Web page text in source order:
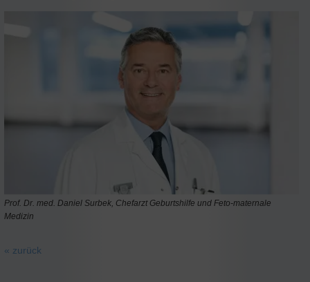
Prof. Dr. med. Daniel Surbek, Chefarzt Geburtshilfe und Feto-maternale
Medizin
« zurück